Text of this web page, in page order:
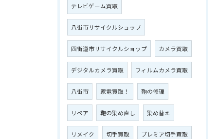
テレビゲーム買取
八街市リサイクルショップ
四街道市リサイクルショップ カメラ買取
デジタルカメラ買取 フィルムカメラ買取
八街市 家電買取！ 鞄の修理
リペア 鞄の染め直し 染め替え
リメイク 切手買取 プレミア切手買取